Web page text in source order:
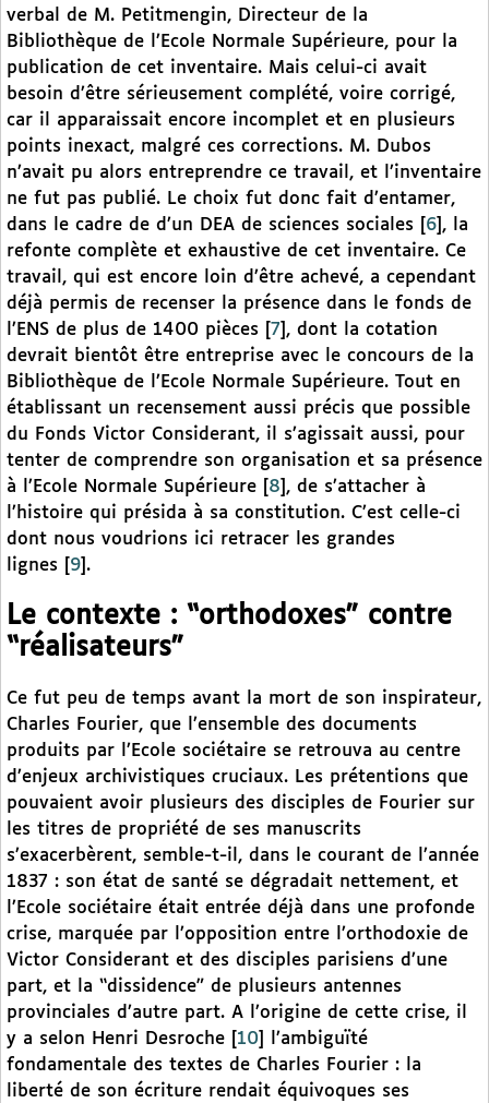
verbal de M. Petitmengin, Directeur de la
Bibliothèque de l’Ecole Normale Supérieure, pour la
publication de cet inventaire. Mais celui-ci avait
besoin d’être sérieusement complété, voire corrigé,
car il apparaissait encore incomplet et en plusieurs
points inexact, malgré ces corrections. M. Dubos
n’avait pu alors entreprendre ce travail, et l’inventaire
ne fut pas publié. Le choix fut donc fait d’entamer,
dans le cadre de d’un DEA de sciences sociales
6 , la
refonte complète et exhaustive de cet inventaire. Ce
travail, qui est encore loin d’être achevé, a cependant
déjà permis de recenser la présence dans le fonds de
l’ENS de plus de 1400 pièces
7 , dont la cotation
devrait bientôt être entreprise avec le concours de la
Bibliothèque de l’Ecole Normale Supérieure. Tout en
établissant un recensement aussi précis que possible
du Fonds Victor Considerant, il s’agissait aussi, pour
tenter de comprendre son organisation et sa présence
à l’Ecole Normale Supérieure
8 , de s’attacher à
l’histoire qui présida à sa constitution. C’est celle-ci
dont nous voudrions ici retracer les grandes
lignes
9 .
Le contexte : “orthodoxes” contre
“réalisateurs”
Ce fut peu de temps avant la mort de son inspirateur,
Charles Fourier, que l’ensemble des documents
produits par l’Ecole sociétaire se retrouva au centre
d’enjeux archivistiques cruciaux. Les prétentions que
pouvaient avoir plusieurs des disciples de Fourier sur
les titres de propriété de ses manuscrits
s’exacerbèrent, semble-t-il, dans le courant de l’année
1837 : son état de santé se dégradait nettement, et
l’Ecole sociétaire était entrée déjà dans une profonde
crise, marquée par l’opposition entre l’orthodoxie de
Victor Considerant et des disciples parisiens d’une
part, et la “dissidence” de plusieurs antennes
provinciales d’autre part. A l’origine de cette crise, il
y a selon Henri Desroche
10
l’ambiguïté
fondamentale des textes de Charles Fourier : la
liberté de son écriture rendait équivoques ses